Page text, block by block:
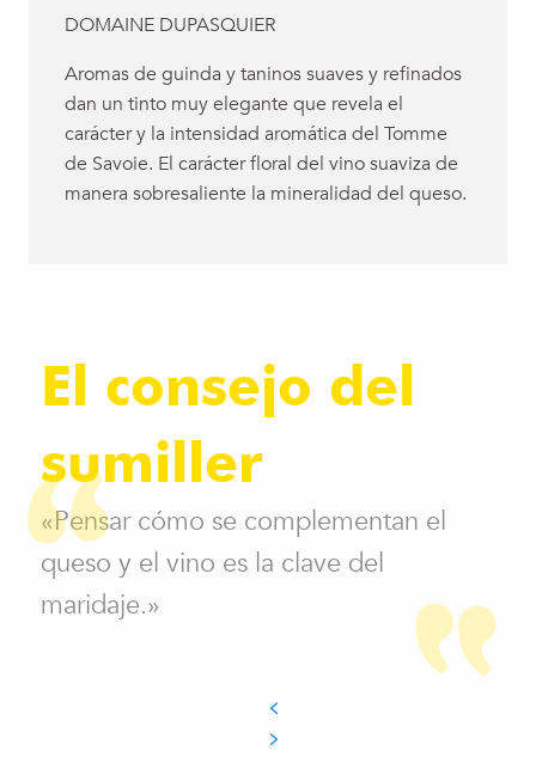
DOMAINE DUPASQUIER
Aromas de guinda y taninos suaves y refinados
dan un tinto muy elegante que revela el
carácter y la intensidad aromática del Tomme
de Savoie. El carácter floral del vino suaviza de
manera sobresaliente la mineralidad del queso.
El consejo del
sumiller
«Pensar cómo se complementan el
queso y el vino es la clave del
maridaje.»